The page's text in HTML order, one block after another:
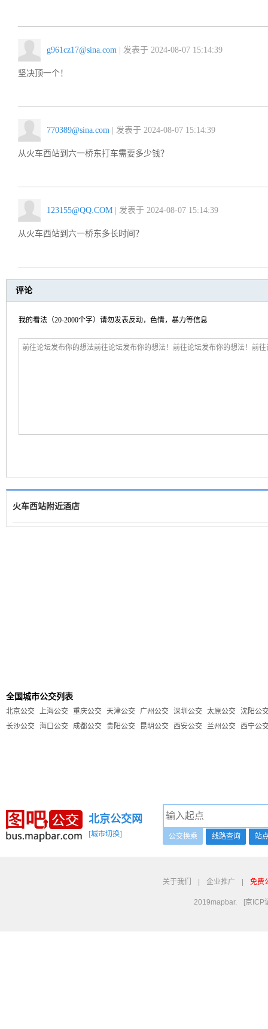
g961cz17@sina.com | 发表于 2024-08-07 15:14:39
坚决顶一个！
770389@sina.com | 发表于 2024-08-07 15:14:39
从火车西站到六一桥东打车需要多少钱？
123155@QQ.COM | 发表于 2024-08-07 15:14:39
从火车西站到六一桥东多长时间？
评论
我的看法（20-2000个字）请勿发表反动，色情，暴力等信息
火车西站附近酒店
全国城市公交列表
北京公交 上海公交 重庆公交 天津公交 广州公交 深圳公交 太原公交 沈阳公
长沙公交 海口公交 成都公交 贵阳公交 昆明公交 西安公交 兰州公交 西宁公
北京公交网
[城市切换] 公交换乘 线路查询 站
关于我们 企业推广 免费
2019mapbar. [京ICP